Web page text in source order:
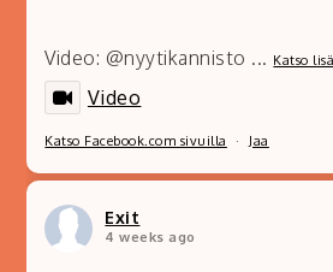
Video: @nyytikannisto ... Katso
Video
Katso Facebook.com sivuilla · Jaa
Exit
4 weeks ago